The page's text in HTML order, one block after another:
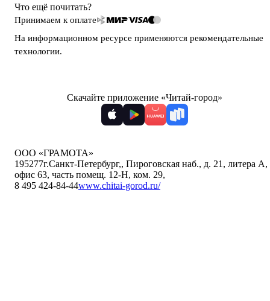
Что ещё почитать?
Принимаем к оплате
На информационном ресурсе применяются рекомендательные
технологии.
Скачайте приложение «Читай-город»
ООО «ГРАМОТА»
195277г.Санкт-Петербург,, Пироговская наб., д. 21, литера А,
офис 63, часть помещ. 12-Н, ком. 29,
8 495 424-84-44www.chitai-gorod.ru/